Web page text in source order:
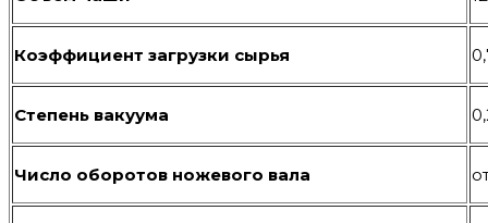
Коэффициент загрузки сырья
Степень вакуума
Число оборотов ножевого вала